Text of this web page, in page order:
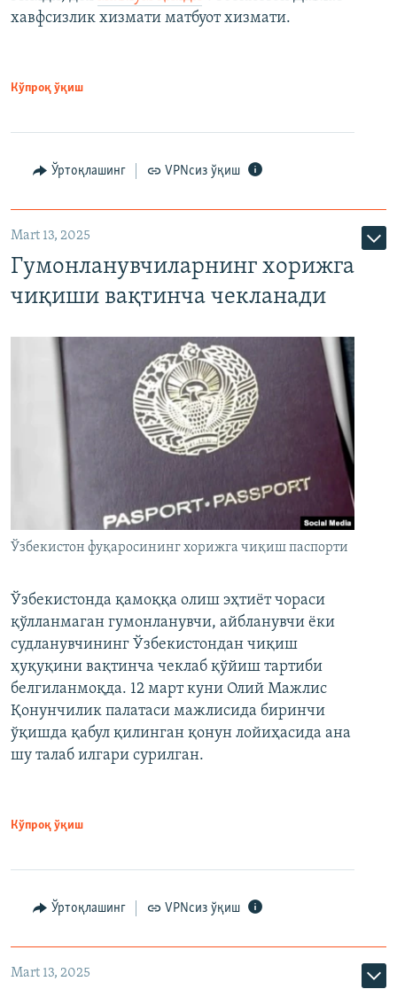
хавфсизлик хизмати матбуот хизмати.
Кўпроқ ўқиш
Ўртоқлашинг VPNсиз ўқиш
Mart 13, 2025
Гумонланувчиларнинг хорижга
чиқиши вақтинча чекланади
Ўзбекистон фуқаросининг хорижга чиқиш паспорти
Ўзбекистонда қамоққа олиш эҳтиёт чораси
қўлланмаган гумонланувчи, айбланувчи ёки
судланувчининг Ўзбекистондан чиқиш
ҳуқуқини вақтинча чеклаб қўйиш тартиби
белгиланмоқда. 12 март куни Олий Мажлис
Қонунчилик палатаси мажлисида биринчи
ўқишда қабул қилинган қонун лойиҳасида ана
шу талаб илгари сурилган.
Кўпроқ ўқиш
Ўртоқлашинг VPNсиз ўқиш
Mart 13, 2025